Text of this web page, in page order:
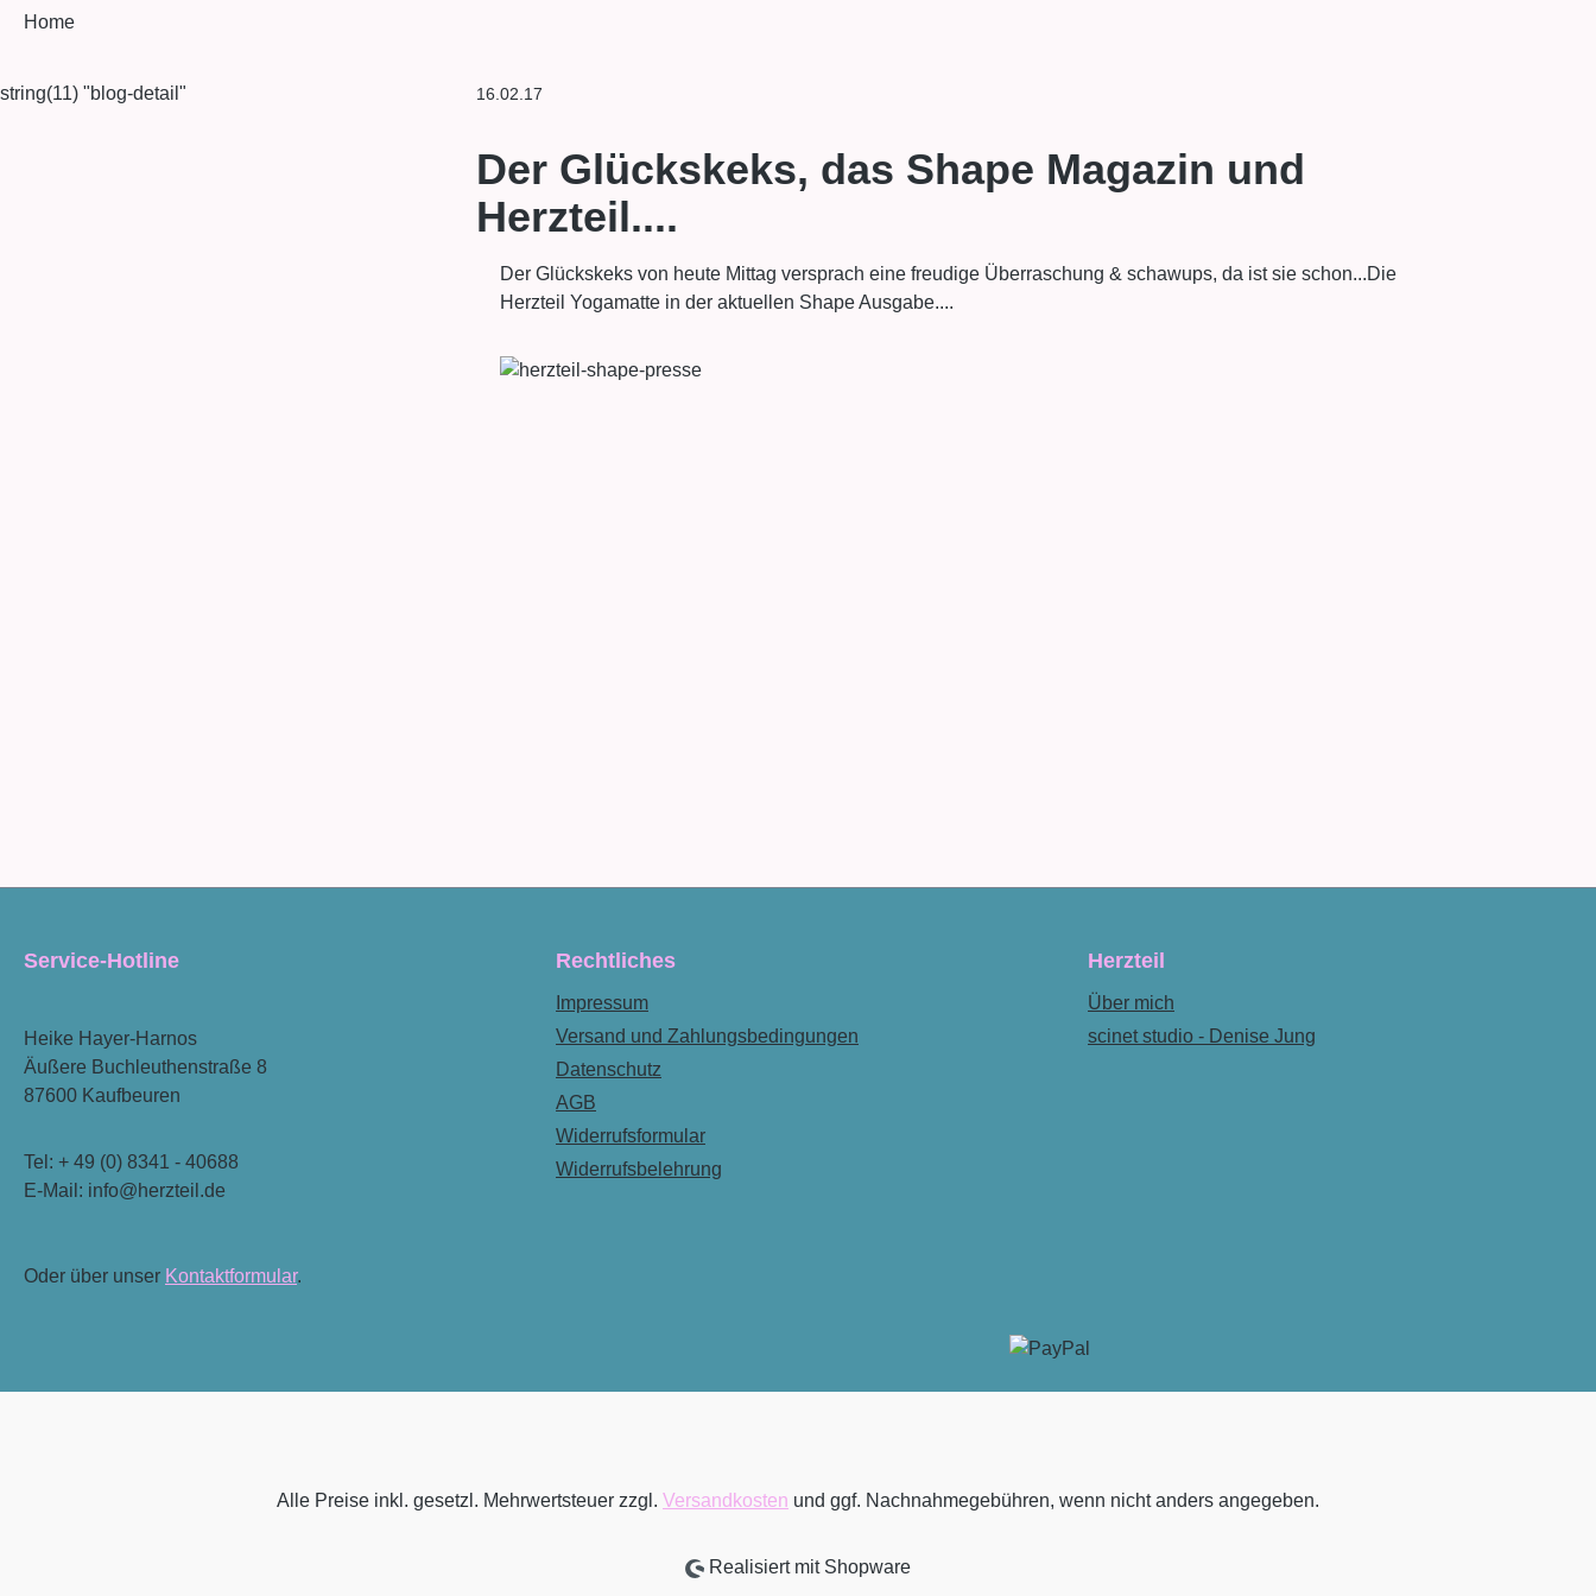
Home
string(11) "blog-detail" 16.02.17
Der Glückskeks, das Shape Magazin und
Herzteil....
Der Glückskeks von heute Mittag versprach eine freudige Überraschung & schawups, da ist sie schon...Die
Herzteil Yogamatte in der aktuellen Shape Ausgabe....
Service-Hotline
Heike Hayer-Harnos
Äußere Buchleuthenstraße 8
87600 Kaufbeuren
Tel: + 49 (0) 8341 - 40688
E-Mail: info@herzteil.de
Oder über unser Kontaktformular.
Rechtliches
Impressum
Versand und Zahlungsbedingungen
Datenschutz
AGB
Widerrufsformular
Widerrufsbelehrung
Herzteil
Über mich
scinet studio - Denise Jung
Alle Preise inkl. gesetzl. Mehrwertsteuer zzgl. Versandkosten und ggf. Nachnahmegebühren, wenn nicht anders angegeben.
Realisiert mit Shopware